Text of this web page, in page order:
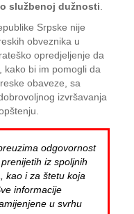
službenoj dužnosti
Srpske nije
obveznika u
opredjeljenje da
kako bi im pomogli da
obaveze, sa
izvršavanja
odgovornost
iz spoljnih
kao i za štetu koja
informacije
u svrhu